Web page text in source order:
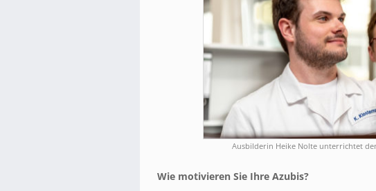
Ausbilderin Heike Nolte unterrichtet
Wie motivieren Sie Ihre Azubis?